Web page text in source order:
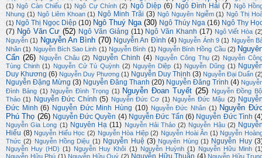
(1) Ngô Càn Chiểu (1) Ngô Cự Chính (2) Ngô Diệp (6) Ngô Đình Hải (7) Ngô
Nhung (1) Ngô Liêm Khoan (1) Ngô Minh Trãi (3) Ngô Nguyên Ngiễm (1) Ngô Thị
(1) Ngô Thị Ngọc Diệp (10) Ngô Thuý Nga (30) Ngô Thúy Nga (16) Ngô Thy
(7) Ngô Văn Cư (52) Ngô Văn Giảng (11) Ngô Văn Khanh (17) Ngô Viết Hòa
Nguyễn (1) Nguyễn An Bình (70) Nguyễn An Đình (4) Nguyễn Ánh 9 (1) Nguyễn
Nhân (1) Nguyễn Bích Sao Linh (1) Nguyễn Bình (1) Nguyễn Bính Hồng Cầu (2)
Cẩn (26) Nguyễn Châu (2) Nguyễn Chinh (4) Nguyễn Công Thụ (2) Nguyễn
Tùng Chinh (1) Nguyễn Cử Tú Quỳnh (2) Nguyên Diệp (1) Nguyễn Dũng (1)
Duy Khương (6) Nguyễn Duy Phương (1) Nguyễn Duy Thịnh (3) Nguyễn Đại Duẩn
Nguyễn Đặng Mừng (3) Nguyễn Đăng Thanh (20) Nguyễn Đăng Trình (4)
Đình Bảng (1) Nguyễn Đình Trọng (1) Nguyễn Đoan Tuyết (25)
Nguyễn Đồng
Thảo (1) Nguyễn Đức Chính (5) Nguyễn Đức Cơ (1) Nguyễn Đức Mậu (2)
Đức Minh (6) Nguyễn Đức Minh Hùng (10) Nguyễn Đức Nhân (1) Nguyễn
Phú Thọ (26) Nguyễn Đức Quyền (4) Nguyễn Đức Tấn (6) Nguyễn Đức Tình
Nguyễn Gia Long (1) Nguyên Hạ (11) Nguyễn Hải Thảo (2) Nguyễn Hậu (2)
Hiếu (8) Nguyễn Hiếu Học (2) Nguyễn Hòa Hiệp (2) Nguyễn Hoài Ân (1) Nguyễn
Thức (2) Nguyễn Hồng Diệu (1) Nguyễn Huệ (3) Nguyên Hùng (1) Nguyễn Huy
Nguyễn Huy (HD) (1) Nguyễn Huy Khôi (1) Nguyễn Huỳnh (1) Nguyễn Hữu Minh
Nguyễn Hữu Phú (1) Nguyễn Hữu Quý (2)
Nguyễn Hữu